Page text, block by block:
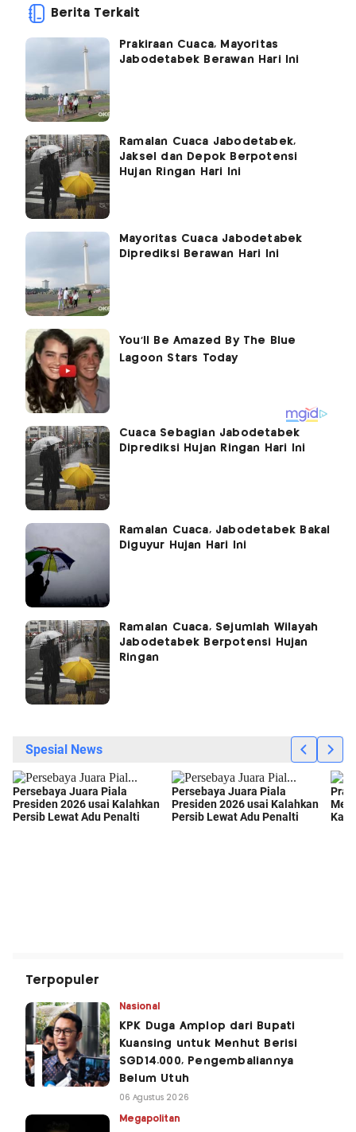
Berita Terkait
Prakiraan Cuaca, Mayoritas
Jabodetabek Berawan Hari Ini
Ramalan Cuaca Jabodetabek,
Jaksel dan Depok Berpotensi
Hujan Ringan Hari Ini
Mayoritas Cuaca Jabodetabek
Diprediksi Berawan Hari Ini
Cuaca Sebagian Jabodetabek
Diprediksi Hujan Ringan Hari Ini
Ramalan Cuaca, Jabodetabek Bakal
Diguyur Hujan Hari Ini
Ramalan Cuaca, Sejumlah Wilayah
Jabodetabek Berpotensi Hujan
Ringan
Terpopuler
Nasional
KPK Duga Amplop dari Bupati
Kuansing untuk Menhut Berisi
SGD14.000, Pengembaliannya
Belum Utuh
06 Agustus 2026
Megapolitan